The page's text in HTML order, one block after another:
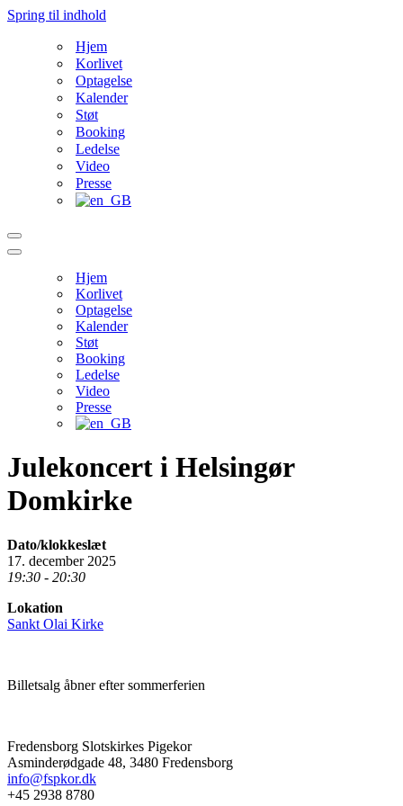
Spring til indhold
Hjem
Korlivet
Optagelse
Kalender
Støt
Booking
Ledelse
Video
Presse
Navigation
menu
Navigation
Hjem
Korlivet
Optagelse
Kalender
Støt
Booking
Ledelse
Video
Presse
Julekoncert i Helsingør
Domkirke
Dato/klokkeslæt
17. december 2025
19:30 - 20:30
Lokation
Sankt Olai Kirke
Billetsalg åbner efter sommerferien
Fredensborg Slotskirkes Pigekor
Asminderødgade 48, 3480 Fredensborg
info@fspkor.dk
+45 2938 8780